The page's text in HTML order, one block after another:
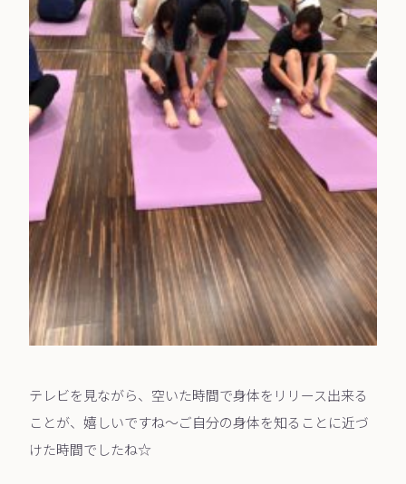
テレビを見ながら、空いた時間で身体をリリース出来る
ことが、嬉しいですね～ご自分の身体を知ることに近づ
けた時間でしたね☆